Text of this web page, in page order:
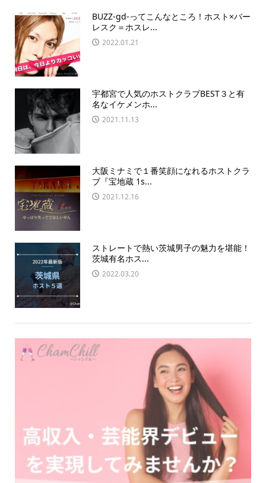
BUZZ-gd-ってこんなところ！ホスト×バー
レスク＝ホスレ...
2022.01.21
宇都宮で人気のホストクラブBEST３と有
名なイケメンホ...
2021.11.13
大阪ミナミで１番笑顔になれるホストクラ
ブ『宝地蔵 1s...
2021.12.16
ストレートで熱い茨城男子の魅力を堪能！
茨城有名ホス...
2022.03.20